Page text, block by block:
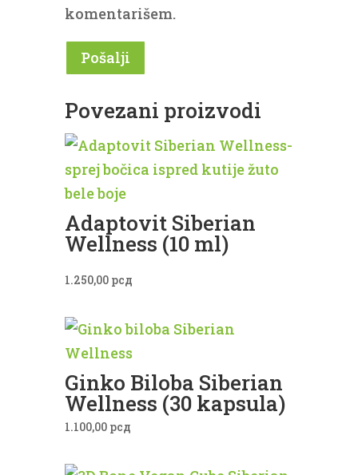
komentarišem.
Povezani proizvodi
Adaptovit Siberian
Wellness (10 ml)
1.250,00 рсд
Ginko Biloba Siberian
Wellness (30 kapsula)
1.100,00 рсд